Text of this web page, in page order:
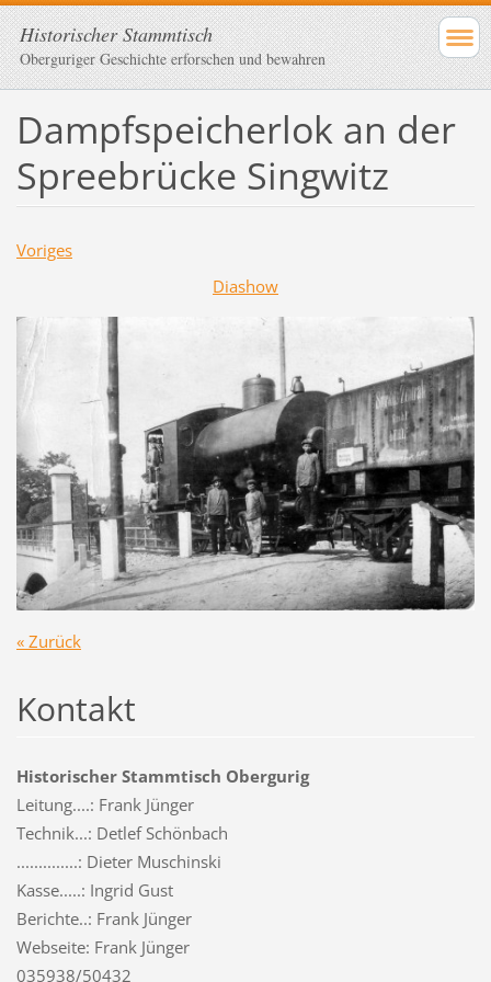
Historischer Stammtisch
Oberguriger Geschichte erforschen und bewahren
Dampfspeicherlok an der
Spreebrücke Singwitz
Voriges
Diashow
« Zurück
Kontakt
Historischer Stammtisch Obergurig
Leitung....: Frank Jünger
Technik...: Detlef Schönbach
..............: Dieter Muschinski
Kasse.....: Ingrid Gust
Berichte..: Frank Jünger
Webseite: Frank Jünger
035938/50432